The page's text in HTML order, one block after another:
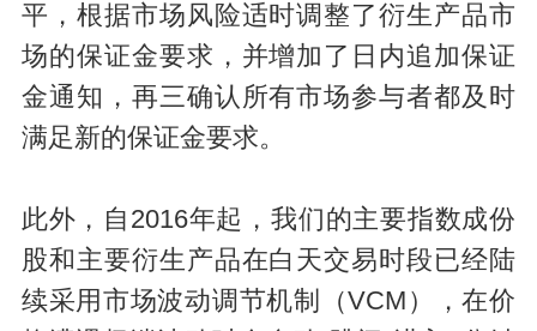
平，根据市场风险适时调整了衍生产品市
场的保证金要求，并增加了日内追加保证
金通知，再三确认所有市场参与者都及时
满足新的保证金要求。
此外，自2016年起，我们的主要指数成份
股和主要衍生产品在白天交易时段已经陆
续采用市场波动调节机制（VCM），在价